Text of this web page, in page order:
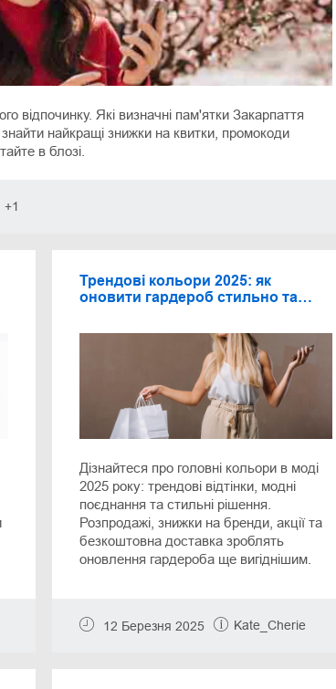
відпочинку. Які визначні пам'ятки Закарпаття
найкращі знижки на квитки, промокоди
в блозі.
+1
Трендові кольори 2025: як
оновити гардероб стильно та
Дізнайтеся про головні кольори в моді
2025 року: трендові відтінки, модні
поєднання та стильні рішення.
Розпродажі, знижки на бренди, акції та
безкоштовна доставка зроблять
оновлення гардероба ще вигіднішим.
12 Березня 2025 Kate_Cherie